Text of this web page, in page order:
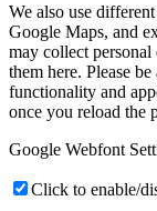
We also use
Google Maps, and
may collect
them here. Please
functionality and
once you reload the
Google Webfont
Click to enable/